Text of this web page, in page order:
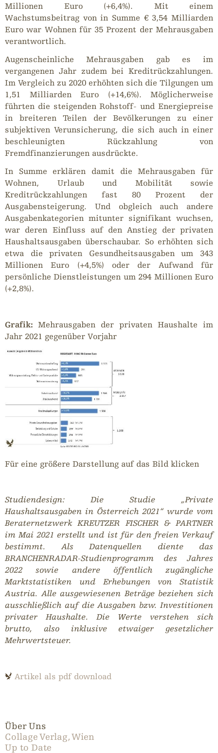
Millionen Euro (+6,4%). Mit einem
Wachstumsbeitrag von in Summe € 3,54 Milliarden
Euro war Wohnen für 35 Prozent der Mehrausgaben
verantwortlich.
Augenscheinliche Mehrausgaben gab es im
vergangenen Jahr zudem bei Kreditrückzahlungen.
Im Vergleich zu 2020 erhöhten sich die Tilgungen um
1,51 Milliarden Euro (+14,6%). Möglicherweise
führten die steigenden Rohstoff- und Energiepreise
in breiteren Teilen der Bevölkerungen zu einer
subjektiven Verunsicherung, die sich auch in einer
beschleunigten Rückzahlung von
Fremdfinanzierungen ausdrückte.
In Summe erklären damit die Mehrausgaben für
Wohnen, Urlaub und Mobilität sowie
Kreditrückzahlungen fast 80 Prozent der
Ausgabensteigerung. Und obgleich auch andere
Ausgabenkategorien mitunter signifikant wuchsen,
war deren Einfluss auf den Anstieg der privaten
Haushaltsausgaben überschaubar. So erhöhten sich
etwa die privaten Gesundheitsausgaben um 343
Millionen Euro (+4,5%) oder der Aufwand für
persönliche Dienstleistungen um 294 Millionen Euro
(+2,8%).
Grafik: Mehrausgaben der privaten Haushalte im
Jahr 2021 gegenüber Vorjahr
Für eine größere Darstellung auf das Bild klicken
Studiendesign: Die Studie „Private
Haushaltsausgaben in Österreich 2021“ wurde vom
Beraternetzwerk KREUTZER FISCHER & PARTNER
im Mai 2021 erstellt und ist für den freien Verkauf
bestimmt. Als Datenquellen diente das
BRANCHENRADAR-Studienprogramm des Jahres
2022 sowie andere öffentlich zugängliche
Marktstatistiken und Erhebungen von Statistik
Austria. Alle ausgewiesenen Beträge beziehen sich
ausschließlich auf die Ausgaben bzw. Investitionen
privater Haushalte. Die Werte verstehen sich
brutto, also inklusive etwaiger gesetzlicher
Mehrwertsteuer.
Artikel als pdf download
Über Uns
Collage Verlag, Wien
Up to Date